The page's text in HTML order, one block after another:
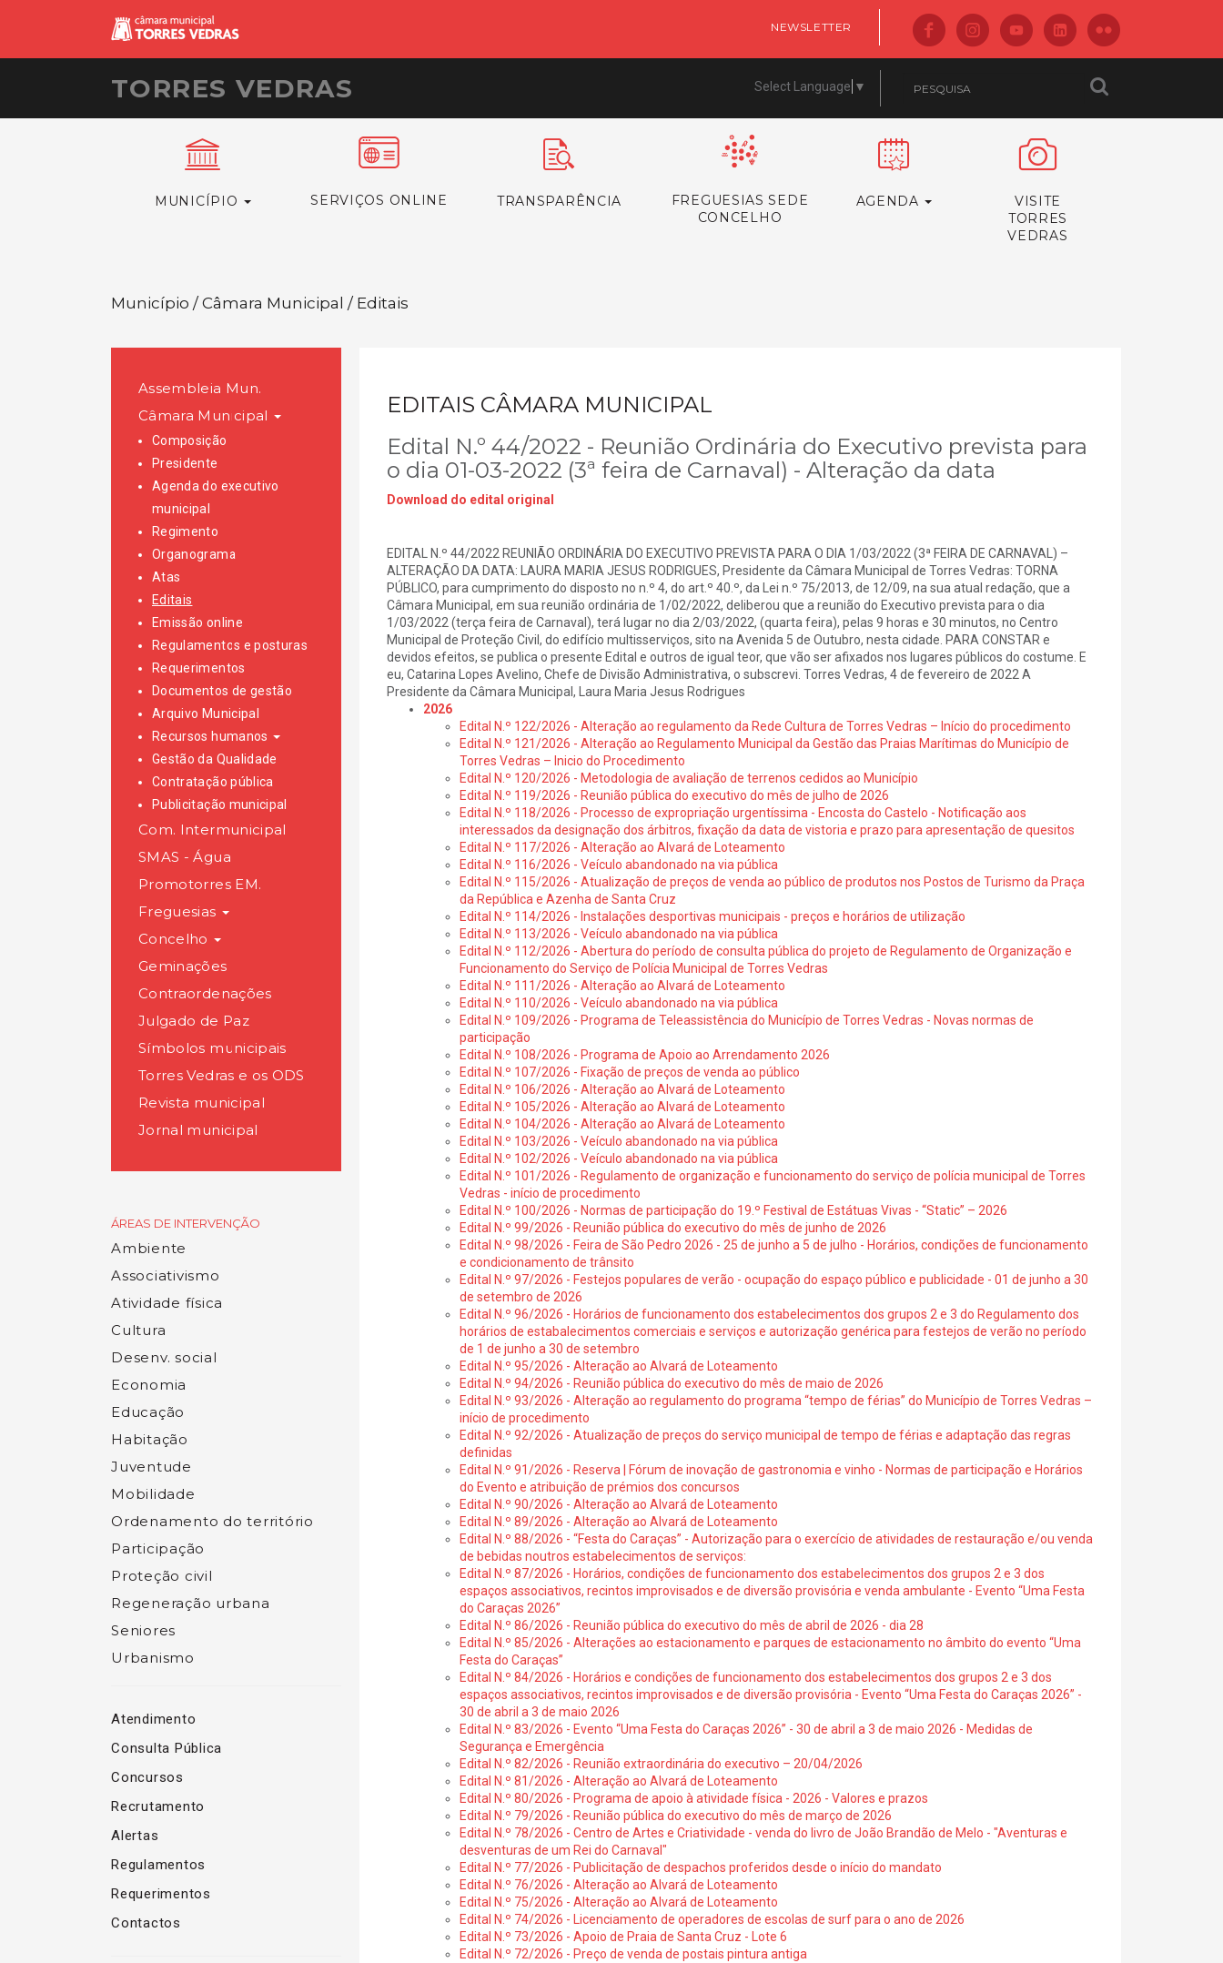
NEWSLETTER
TORRES VEDRAS Select Language ▼
MUNICÍPIO SERVIÇOS ONLINE TRANSPARÊNCIA
FREGUESIAS SEDE
CONCELHO
AGENDA
VISITE
TORRES
VEDRAS
Município / Câmara Municipal / Editais
Assembleia Mun.
Câmara Municipal
Composição
Presidente
Agenda do executivo
municipal
Regimento
Organograma
Atas
Editais
Emissão online
Regulamentos e posturas
Requerimentos
Documentos de gestão
Arquivo Municipal
Recursos humanos
Gestão da Qualidade
Contratação pública
Publicitação municipal
Com. Intermunicipal
SMAS - Água
Promotorres EM.
Freguesias
Concelho
Geminações
Contraordenações
Julgado de Paz
Símbolos municipais
Torres Vedras e os ODS
Revista municipal
Jornal municipal
ÁREAS DE INTERVENÇÃO
Ambiente
Associativismo
Atividade física
Cultura
Desenv. social
Economia
Educação
Habitação
Juventude
Mobilidade
Ordenamento do território
Participação
Proteção civil
Regeneração urbana
Seniores
Urbanismo
Atendimento
Consulta Pública
Concursos
Recrutamento
Alertas
Regulamentos
Requerimentos
Contactos
EDITAIS CÂMARA MUNICIPAL
Edital N.º 44/2022 - Reunião Ordinária do Executivo prevista para
o dia 01-03-2022 (3ª feira de Carnaval) - Alteração da data
Download do edital original
EDITAL N.º 44/2022 REUNIÃO ORDINÁRIA DO EXECUTIVO PREVISTA PARA O DIA 1/03/2022 (3ª FEIRA DE CARNAVAL) –
ALTERAÇÃO DA DATA: LAURA MARIA JESUS RODRIGUES, Presidente da Câmara Municipal de Torres Vedras: TORNA
PÚBLICO, para cumprimento do disposto no n.º 4, do art.º 40.º, da Lei n.º 75/2013, de 12/09, na sua atual redação, que a
Câmara Municipal, em sua reunião ordinária de 1/02/2022, deliberou que a reunião do Executivo prevista para o dia
1/03/2022 (terça feira de Carnaval), terá lugar no dia 2/03/2022, (quarta feira), pelas 9 horas e 30 minutos, no Centro
Municipal de Proteção Civil, do edifício multisserviços, sito na Avenida 5 de Outubro, nesta cidade. PARA CONSTAR e
devidos efeitos, se publica o presente Edital e outros de igual teor, que vão ser afixados nos lugares públicos do costume. E
eu, Catarina Lopes Avelino, Chefe de Divisão Administrativa, o subscrevi. Torres Vedras, 4 de fevereiro de 2022 A
Presidente da Câmara Municipal, Laura Maria Jesus Rodrigues
2026
Edital N.º 122/2026 - Alteração ao regulamento da Rede Cultura de Torres Vedras – Início do procedimento
Edital N.º 121/2026 - Alteração ao Regulamento Municipal da Gestão das Praias Marítimas do Município de
Torres Vedras – Inicio do Procedimento
Edital N.º 120/2026 - Metodologia de avaliação de terrenos cedidos ao Município
Edital N.º 119/2026 - Reunião pública do executivo do mês de julho de 2026
Edital N.º 118/2026 - Processo de expropriação urgentíssima - Encosta do Castelo - Notificação aos
interessados da designação dos árbitros, fixação da data de vistoria e prazo para apresentação de quesitos
Edital N.º 117/2026 - Alteração ao Alvará de Loteamento
Edital N.º 116/2026 - Veículo abandonado na via pública
Edital N.º 115/2026 - Atualização de preços de venda ao público de produtos nos Postos de Turismo da Praça
da República e Azenha de Santa Cruz
Edital N.º 114/2026 - Instalações desportivas municipais - preços e horários de utilização
Edital N.º 113/2026 - Veículo abandonado na via pública
Edital N.º 112/2026 - Abertura do período de consulta pública do projeto de Regulamento de Organização e
Funcionamento do Serviço de Polícia Municipal de Torres Vedras
Edital N.º 111/2026 - Alteração ao Alvará de Loteamento
Edital N.º 110/2026 - Veículo abandonado na via pública
Edital N.º 109/2026 - Programa de Teleassistência do Município de Torres Vedras - Novas normas de
participação
Edital N.º 108/2026 - Programa de Apoio ao Arrendamento 2026
Edital N.º 107/2026 - Fixação de preços de venda ao público
Edital N.º 106/2026 - Alteração ao Alvará de Loteamento
Edital N.º 105/2026 - Alteração ao Alvará de Loteamento
Edital N.º 104/2026 - Alteração ao Alvará de Loteamento
Edital N.º 103/2026 - Veículo abandonado na via pública
Edital N.º 102/2026 - Veículo abandonado na via pública
Edital N.º 101/2026 - Regulamento de organização e funcionamento do serviço de polícia municipal de Torres
Vedras - início de procedimento
Edital N.º 100/2026 - Normas de participação do 19.º Festival de Estátuas Vivas - “Static” – 2026
Edital N.º 99/2026 - Reunião pública do executivo do mês de junho de 2026
Edital N.º 98/2026 - Feira de São Pedro 2026 - 25 de junho a 5 de julho - Horários, condições de funcionamento
e condicionamento de trânsito
Edital N.º 97/2026 - Festejos populares de verão - ocupação do espaço público e publicidade - 01 de junho a 30
de setembro de 2026
Edital N.º 96/2026 - Horários de funcionamento dos estabelecimentos dos grupos 2 e 3 do Regulamento dos
horários de estabalecimentos comerciais e serviços e autorização genérica para festejos de verão no período
de 1 de junho a 30 de setembro
Edital N.º 95/2026 - Alteração ao Alvará de Loteamento
Edital N.º 94/2026 - Reunião pública do executivo do mês de maio de 2026
Edital N.º 93/2026 - Alteração ao regulamento do programa “tempo de férias” do Município de Torres Vedras –
início de procedimento
Edital N.º 92/2026 - Atualização de preços do serviço municipal de tempo de férias e adaptação das regras
definidas
Edital N.º 91/2026 - Reserva | Fórum de inovação de gastronomia e vinho - Normas de participação e Horários
do Evento e atribuição de prémios dos concursos
Edital N.º 90/2026 - Alteração ao Alvará de Loteamento
Edital N.º 89/2026 - Alteração ao Alvará de Loteamento
Edital N.º 88/2026 - “Festa do Caraças” - Autorização para o exercício de atividades de restauração e/ou venda
de bebidas noutros estabelecimentos de serviços:
Edital N.º 87/2026 - Horários, condições de funcionamento dos estabelecimentos dos grupos 2 e 3 dos
espaços associativos, recintos improvisados e de diversão provisória e venda ambulante - Evento “Uma Festa
do Caraças 2026”
Edital N.º 86/2026 - Reunião pública do executivo do mês de abril de 2026 - dia 28
Edital N.º 85/2026 - Alterações ao estacionamento e parques de estacionamento no âmbito do evento “Uma
Festa do Caraças”
Edital N.º 84/2026 - Horários e condições de funcionamento dos estabelecimentos dos grupos 2 e 3 dos
espaços associativos, recintos improvisados e de diversão provisória - Evento “Uma Festa do Caraças 2026” -
30 de abril a 3 de maio 2026
Edital N.º 83/2026 - Evento “Uma Festa do Caraças 2026” - 30 de abril a 3 de maio 2026 - Medidas de
Segurança e Emergência
Edital N.º 82/2026 - Reunião extraordinária do executivo – 20/04/2026
Edital N.º 81/2026 - Alteração ao Alvará de Loteamento
Edital N.º 80/2026 - Programa de apoio à atividade física - 2026 - Valores e prazos
Edital N.º 79/2026 - Reunião pública do executivo do mês de março de 2026
Edital N.º 78/2026 - Centro de Artes e Criatividade - venda do livro de João Brandão de Melo - "Aventuras e
desventuras de um Rei do Carnaval"
Edital N.º 77/2026 - Publicitação de despachos proferidos desde o início do mandato
Edital N.º 76/2026 - Alteração ao Alvará de Loteamento
Edital N.º 75/2026 - Alteração ao Alvará de Loteamento
Edital N.º 74/2026 - Licenciamento de operadores de escolas de surf para o ano de 2026
Edital N.º 73/2026 - Apoio de Praia de Santa Cruz - Lote 6
Edital N.º 72/2026 - Preço de venda de postais pintura antiga